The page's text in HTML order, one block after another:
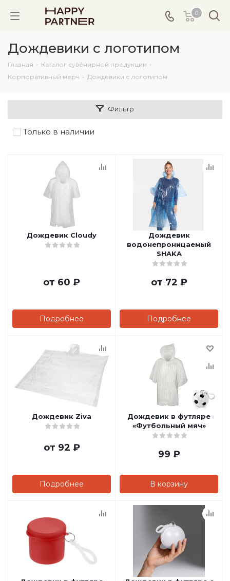
0
Дождевики с логотипом
Главная - Каталог сувенирной продукции -
Корпоративный мерч - Дождевики с логотипом
Фильтр
Только в наличии
Дождевик Cloudy
от 60 ₽
Подробнее
Дождевик
водонепроницаемый
SHAKA
от 72 ₽
Подробнее
Дождевик Ziva
от 92 ₽
Подробнее
Дождевик в футляре
«Футбольный мяч»
99 ₽
В корзину